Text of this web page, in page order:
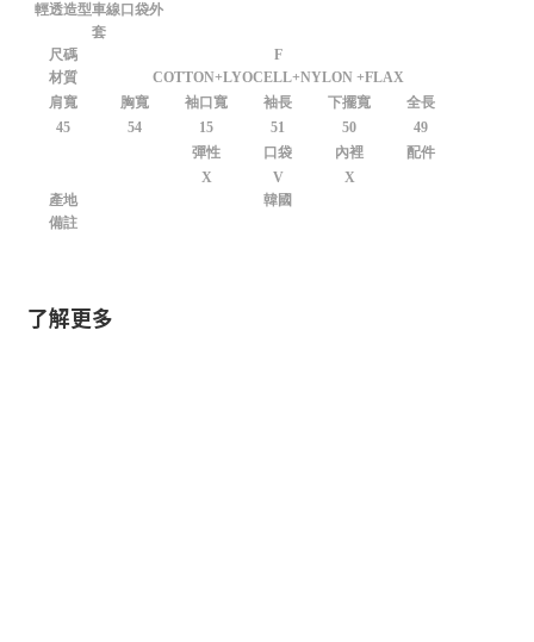
輕透造型車線口袋外
套
尺碼
F
材質
COTTON+LYOCELL+NYLON +FLAX
肩寬
胸寬 袖口寬 袖長 下擺寬
全長
45
54 15 51 50
49
彈性
口袋 內裡
配件
X
V
X
產地
韓國
備註
了解更多